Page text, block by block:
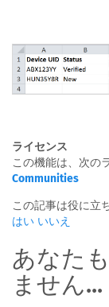
ライセンス
この機能は、次の
Communities
この記事は役に立
はい いいえ
あなた
ません...